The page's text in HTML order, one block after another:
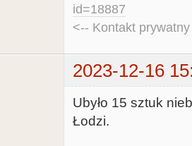
id=18887
<-- Kontakt
2023-12-16
Ubyło 15 sztuk
Łodzi.